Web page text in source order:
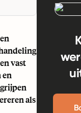
vast
en
als